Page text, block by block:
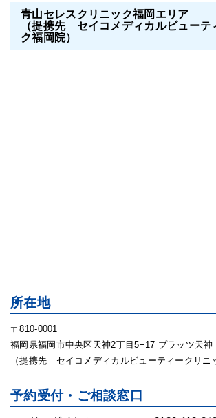
青山セレスクリニック福岡エリア
（提携先 セイコメディカルビューテ
ク福岡院）
所在地
〒810-0001
福岡県福岡市中央区天神2丁目5−17 プラッツ天神
（提携先 セイコメディカルビューティークリニ
予約受付・ご相談窓口